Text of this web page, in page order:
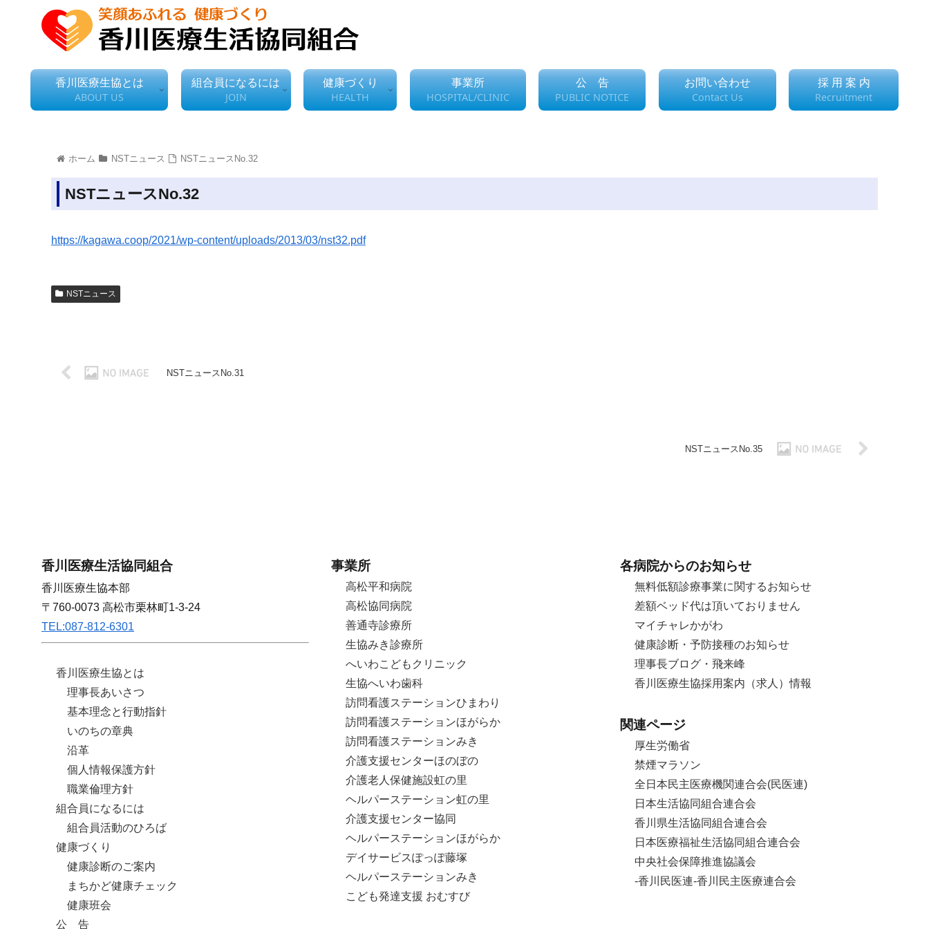
香川医療生協とは
ABOUT US
組合員になるには
JOIN
健康づくり
HEALTH
事業所
HOSPITAL/CLINIC
公 告
PUBLIC NOTICE
お問い合わせ
Contact Us
採 用 案 内
Recruitment
ホーム NSTニュース NSTニュースNo.32
NSTニュースNo.32
https://kagawa.coop/2021/wp-content/uploads/2013/03/nst32.pdf
NSTニュース
NSTニュースNo.31
NSTニュースNo.35
香川医療生活協同組合
香川医療生協本部
〒760-0073 高松市栗林町1-3-24
TEL:087-812-6301
香川医療生協とは
理事長あいさつ
基本理念と行動指針
いのちの章典
沿革
個人情報保護方針
職業倫理方針
組合員になるには
組合員活動のひろば
健康づくり
健康診断のご案内
まちかど健康チェック
健康班会
公 告
事業所
高松平和病院
高松協同病院
善通寺診療所
生協みき診療所
へいわこどもクリニック
生協へいわ歯科
訪問看護ステーションひまわり
訪問看護ステーションほがらか
訪問看護ステーションみき
介護支援センターほのぼの
介護老人保健施設虹の里
ヘルパーステーション虹の里
介護支援センター協同
ヘルパーステーションほがらか
デイサービスぽっぽ藤塚
ヘルパーステーションみき
こども発達支援 おむすび
各病院からのお知らせ
無料低額診療事業に関するお知らせ
差額ベッド代は頂いておりません
マイチャレかがわ
健康診断・予防接種のお知らせ
理事長ブログ・飛来峰
香川医療生協採用案内（求人）情報
関連ページ
厚生労働省
禁煙マラソン
全日本民主医療機関連合会(民医連)
日本生活協同組合連合会
香川県生活協同組合連合会
日本医療福祉生活協同組合連合会
中央社会保障推進協議会
-香川民医連-香川民主医療連合会